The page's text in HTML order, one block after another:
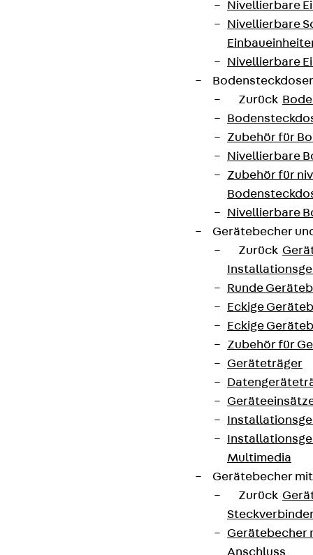
Nivellierbare
Nivellierbare
Nivellierbare
Zurück
Zubehör für
Nivellierbare
Zubehör für
Nivellierbare
Gerätebecher
Zurück
Runde
Eckige
Eckige
Zubehör für
Geräteträger
Multimedia
Gerätebecher
Zurück
Gerätebecher
Anschluss